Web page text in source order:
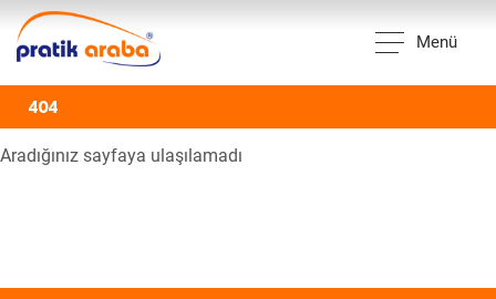
Menü
404
Aradığınız sayfaya ulaşılamadı